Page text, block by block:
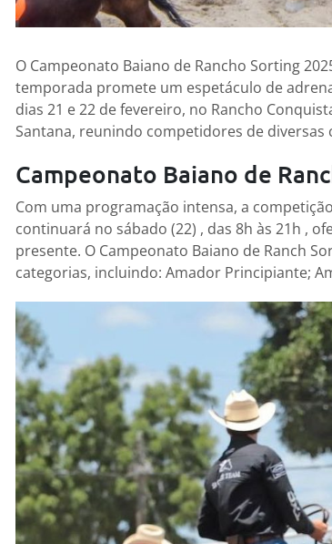
O Campeonato Baiano de Rancho Sorting
temporada promete um espetáculo de
dias 21 e 22 de fevereiro, no Rancho
Santana, reunindo competidores de diversas
Campeonato Baiano de
Com uma programação intensa, a
continuará no sábado (22) , das 8h às 21h ,
presente. O Campeonato Baiano de Ranch
categorias, incluindo: Amador Principiante;